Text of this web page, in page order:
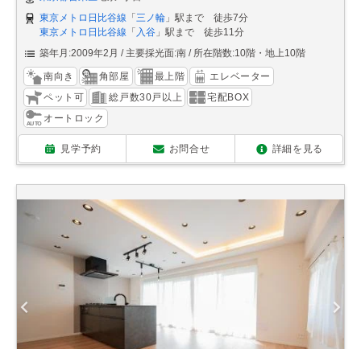
東京メトロ日比谷線 「三ノ輪 」駅まで 徒歩7分
東京メトロ日比谷線 「 入谷 」駅まで 徒歩11分
築年月:2009年2月
主要採光面:南 所在階数:10階・地上10階
南向き 角部屋 最上階
エレベーター
ペット可
総戸数30戸以上
宅配BOX
オートロック
見学予約 お問合せ 詳細を見る